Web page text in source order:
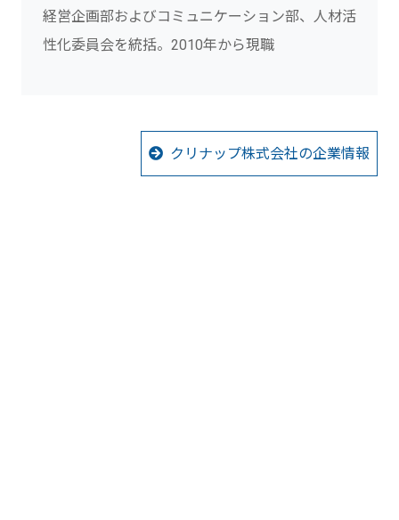
経営企画部およびコミュニケーション部、人材活
性化委員会を統括。2010年から現職
クリナップ株式会社の企業情報